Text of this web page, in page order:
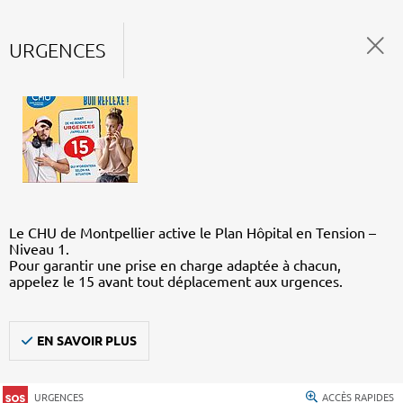
URGENCES
Le CHU de Montpellier active le Plan Hôpital en Tension –
Niveau 1.
Pour garantir une prise en charge adaptée à chacun,
appelez le 15 avant tout déplacement aux urgences.
EN SAVOIR PLUS
URGENCES ACCÈS RAPIDES